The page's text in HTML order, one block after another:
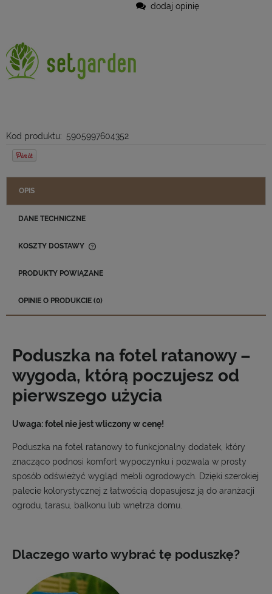
Kod produktu: 5905997604352
dodaj opinię
OPIS
DANE TECHNICZNE
KOSZTY DOSTAWY
PRODUKTY POWIĄZANE
OPINIE O PRODUKCIE (0)
Poduszka na fotel ratanowy –
wygoda, którą poczujesz od
pierwszego użycia
Uwaga: fotel nie jest wliczony w cenę!
Poduszka na fotel ratanowy to funkcjonalny dodatek, który
znacząco podnosi komfort wypoczynku i pozwala w prosty
sposób odświeżyć wygląd mebli ogrodowych. Dzięki szerokiej
palecie kolorystycznej z łatwością dopasujesz ją do aranżacji
ogrodu, tarasu, balkonu lub wnętrza domu.
Dlaczego warto wybrać tę poduszkę?